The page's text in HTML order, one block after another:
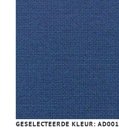
GESELECTEERDE KLEUR: AD001